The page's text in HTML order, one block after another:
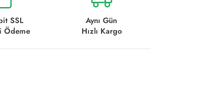
SSL
Ödeme
Aynı Gün
Hızlı Kargo